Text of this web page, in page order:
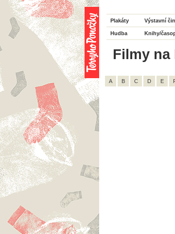
Plakáty Výstavní
Hudba Knihy/
Filmy na
A B C D E